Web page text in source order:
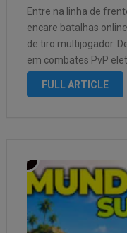
Entre na linha de
encare batalhas
de tiro multijogador.
em combates PvP
reflexos rápidos
FULL ARTICLE